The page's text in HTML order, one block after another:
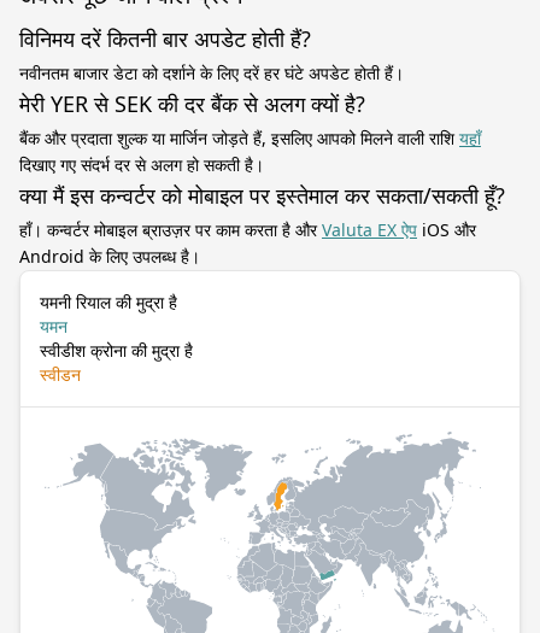
विनिमय दरें कितनी बार अपडेट होती हैं?
नवीनतम बाजार डेटा को दर्शाने के लिए दरें हर घंटे अपडेट होती हैं।
मेरी YER से SEK की दर बैंक से अलग क्यों है?
बैंक और प्रदाता शुल्क या मार्जिन जोड़ते हैं, इसलिए आपको मिलने वाली राशियहाँ
दिखाए गए संदर्भ दर से अलग हो सकती है।
क्या मैं इस कन्वर्टर को मोबाइल पर इस्तेमाल कर सकता/सकती हूँ?
हाँ। कन्वर्टर मोबाइल ब्राउज़र पर काम करता है औरValuta EX ऐप iOS और
Android के लिए उपलब्ध है।
यमनी रियाल की मुद्रा है
यमन
स्वीडीश क्रोना की मुद्रा है
स्वीडन